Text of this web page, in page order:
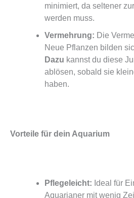
minimiert, da seltener
werden muss.
Vermehrung: Die
Neue Pflanzen bilden
Dazu kannst du diese
ablösen, sobald sie
haben.
Vorteile für dein Aquarium
Pflegeleicht: Ideal für
Aquarianer mit wenig